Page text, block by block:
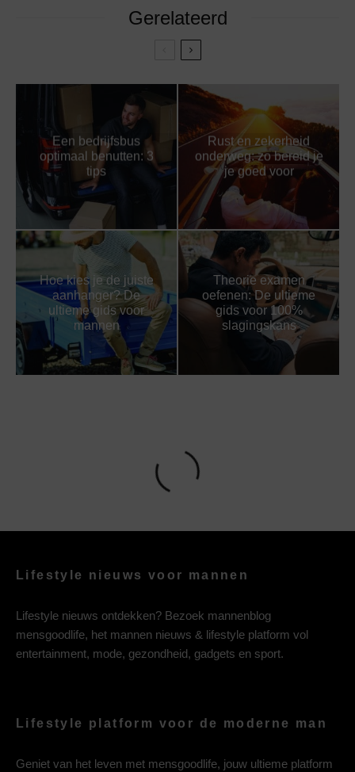
Gerelateerd
Een bedrijfsbus
optimaal benutten: 3
tips
Rust en zekerheid
onderweg: zo bereid je
je goed voor
Hoe kies je de juiste
aanhanger? De
ultieme gids voor
mannen
Theorie examen
oefenen: De ultieme
gids voor 100%
slagingskans
Lifestyle nieuws voor mannen
Lifestyle nieuws ontdekken? Bezoek mannenblog
mensgoodlife, het mannen nieuws & lifestyle platform vol
entertainment, mode, gezondheid, gadgets en sport.
Lifestyle platform voor de moderne man
Geniet van het leven met mensgoodlife, jouw ultieme platform